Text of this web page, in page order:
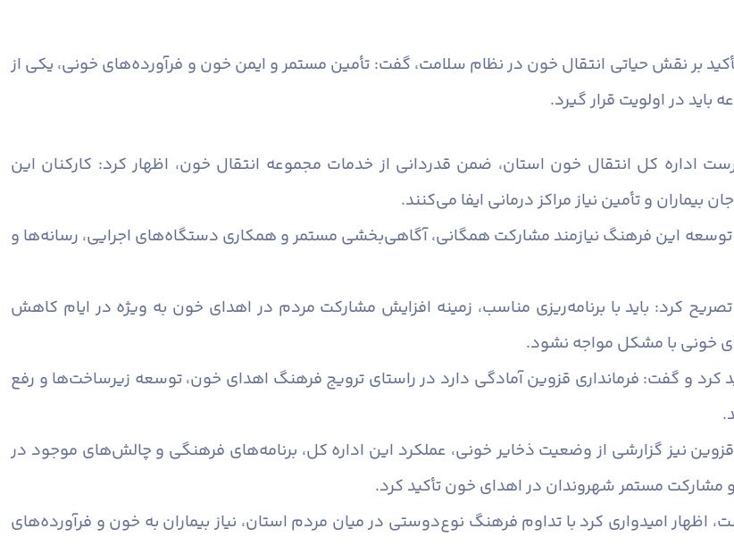
بر نقش حیاتی انتقال خون در نظام سلامت، گفت: تأمین مستمر و ایمن خون و فرآورده‌های خونی، یکی از
در اولویت قرار گیرد.
اداره کل انتقال خون استان، ضمن قدردانی از خدمات مجموعه انتقال خون، اظهار کرد: کارکنان این
و تأمین نیاز مراکز درمانی ایفا می‌کنند.
این فرهنگ نیازمند مشارکت همگانی، آگاهی‌بخشی مستمر و همکاری دستگاه‌های اجرایی، رسانه‌ها و
تصریح کرد: باید با برنامه‌ریزی مناسب، زمینه افزایش مشارکت مردم در اهدای خون به ویژه در ایام کاهش
خونی با مشکل مواجه نشود.
کرد و گفت: فرمانداری قزوین آمادگی دارد در راستای ترویج فرهنگ اهدای خون، توسعه زیرساخت‌ها و رفع
نیز گزارشی از وضعیت ذخایر خونی، عملکرد این اداره کل، برنامه‌های فرهنگی و چالش‌های موجود در
مشارکت مستمر شهروندان در اهدای خون تأکید کرد.
امیدواری کرد با تداوم فرهنگ نوع‌دوستی در میان مردم استان، نیاز بیماران به خون و فرآورده‌های